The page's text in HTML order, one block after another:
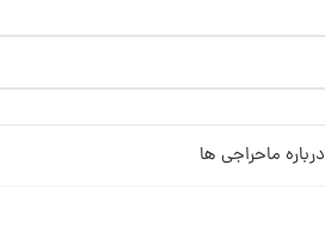
درباره ماحراجی ها